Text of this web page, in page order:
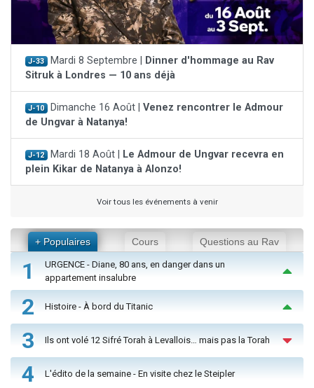
J-33 Mardi 8 Septembre |
Dinner d'hommage au Rav
Sitruk à Londres — 10 ans déjà
J-10 Dimanche 16 Août | Venez rencontrer le Admour
de Ungvar à Natanya!
J-12 Mardi 18 Août |
Le Admour de Ungvar recevra en
plein Kikar de Natanya à Alonzo!
Voir tous les événements à venir
+ Populaires Cours Questions au Rav
1
URGENCE - Diane, 80 ans, en danger dans un
appartement insalubre
2 Histoire - À bord du Titanic
3 Ils ont volé 12 Sifré Torah à Levallois… mais pas la Torah
4 L'édito de la semaine - En visite chez le Steipler